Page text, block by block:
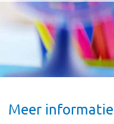
Meer informatie